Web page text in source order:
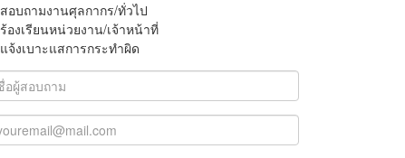
สอบถามงานศุลกากร/ทั่วไป
ร้องเรียนหน่วยงาน/เจ้าหน้าที่
แจ้งเบาะแสการกระทำผิด